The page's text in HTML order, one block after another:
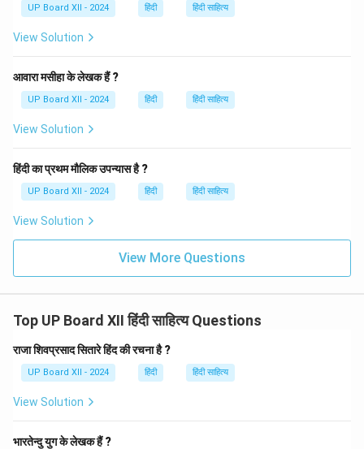
UP Board XII - 2024 हिंदी हिंदी साहित्य
View Solution
आवारा मसीहा के लेखक हैं ?
UP Board XII - 2024 हिंदी हिंदी साहित्य
View Solution
हिंदी का प्रथम मौलिक उपन्यास है ?
UP Board XII - 2024 हिंदी हिंदी साहित्य
View Solution
View More Questions
Top UP Board XII हिंदी साहित्य Questions
राजा शिवप्रसाद सितारे हिंद की रचना है ?
UP Board XII - 2024 हिंदी हिंदी साहित्य
View Solution
भारतेन्दु युग के लेखक हैं ?